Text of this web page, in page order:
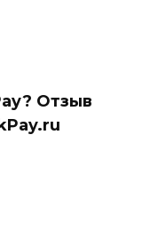
Отзыв